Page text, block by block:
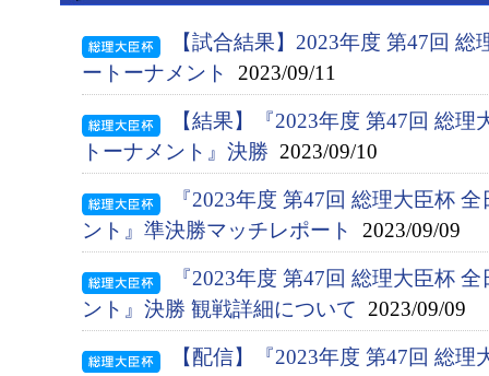
【試合結果】2023年度 第47回
ートーナメント
2023/09/11
【結果】『2023年度 第47回 総
トーナメント』決勝 2023/09/10
『2023年度 第47回 総理大臣杯
ント』準決勝マッチレポート
2023/09/09
『2023年度 第47回 総理大臣杯
ント』決勝 観戦詳細について 2023/09/09
【配信】『2023年度 第47回 総